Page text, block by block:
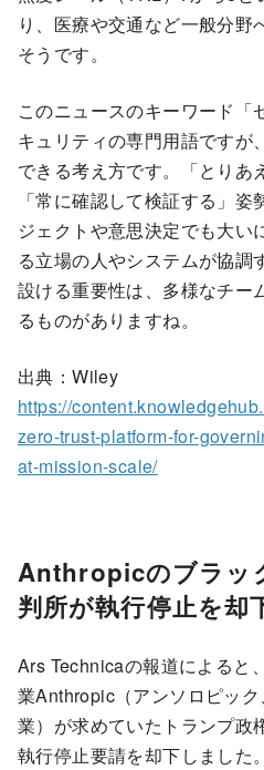
り、医療や交通など一般分野
そうです。
このニュースのキーワード「
キュリティの専門用語ですが
できる考え方です。「とりあ
「常に確認して検証する」
ジェクトや意思決定でも大い
る立場の人やシステムが協調
設ける重要性は、多様なチー
るものがありますね。
出典：Wiley
https://
zero-trust-platform-for-
at-mission-scale/
Anthropicのブラッ
判所が執行停止を却
Ars Technicaの報道によると
業Anthropic（アンソロピッ
業）が求めていたトランプ政
執行停止要請を却下しました